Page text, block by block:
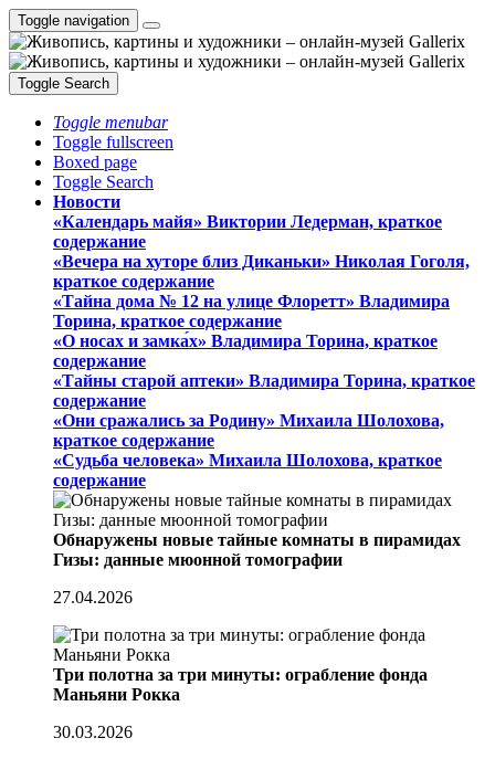
Toggle navigation
Toggle Search
Toggle menubar
Toggle fullscreen
Boxed page
Toggle Search
Новости
«Календарь майя» Виктории Ледерман, краткое
содержание
«Вечера на хуторе близ Диканьки» Николая Гоголя,
краткое содержание
«Тайна дома № 12 на улице Флоретт» Владимира
Торина, краткое содержание
«О носах и замка́х» Владимира Торина, краткое
содержание
«Тайны старой аптеки» Владимира Торина, краткое
содержание
«Они сражались за Родину» Михаила Шолохова,
краткое содержание
«Судьба человека» Михаила Шолохова, краткое
содержание
Обнаружены новые тайные комнаты в пирамидах
Гизы: данные мюонной томографии
27.04.2026
Три полотна за три минуты: ограбление фонда
Маньяни Рокка
30.03.2026